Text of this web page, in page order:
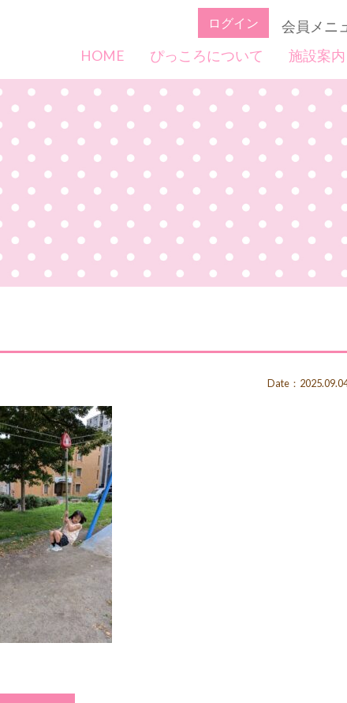
ログイン 会員メニ
HOME
ぴっころについて 施設案内
Date：